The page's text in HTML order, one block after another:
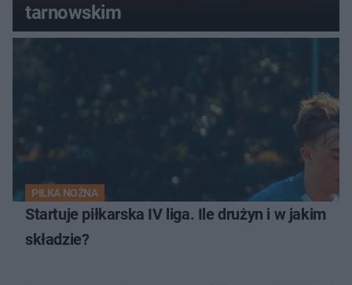
tarnowskim
PIŁKA NOŻNA
Startuje piłkarska IV liga. Ile drużyn i w jakim
składzie?